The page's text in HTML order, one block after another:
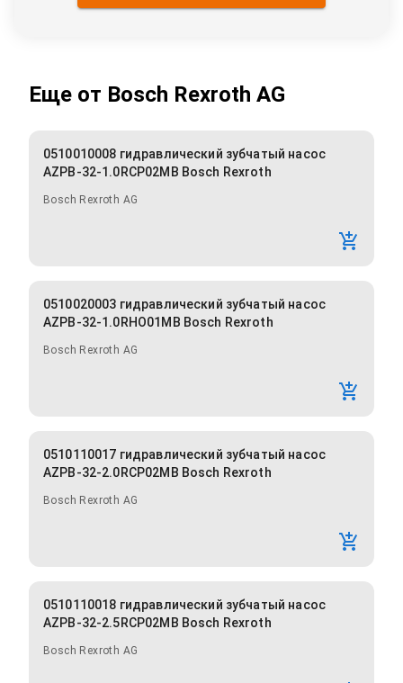
Еще от Bosch Rexroth AG
0510010008 гидравлический зубчатый насос
AZPB-32-1.0RCP02MB Bosch Rexroth
Bosch Rexroth AG
0510020003 гидравлический зубчатый насос
AZPB-32-1.0RHO01MB Bosch Rexroth
Bosch Rexroth AG
0510110017 гидравлический зубчатый насос
AZPB-32-2.0RCP02MB Bosch Rexroth
Bosch Rexroth AG
0510110018 гидравлический зубчатый насос
AZPB-32-2.5RCP02MB Bosch Rexroth
Bosch Rexroth AG